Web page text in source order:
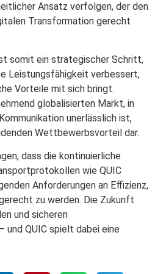
Ansatz verfolgen, der den
Transformation gerecht
somit ein strategischer Schritt,
Leistungsfähigkeit verbessert,
Vorteile mit sich bringt.
globalisierten Markt, in
unerlässlich ist,
Wettbewerbsvorteil dar.
dass die kontinuierliche
wie QUIC
Anforderungen an Effizienz,
zu werden. Die Zukunft
und sicheren
und QUIC spielt dabei eine